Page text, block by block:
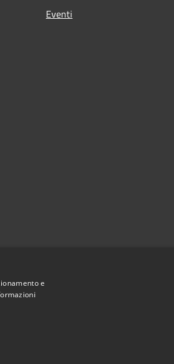
Eventi
e